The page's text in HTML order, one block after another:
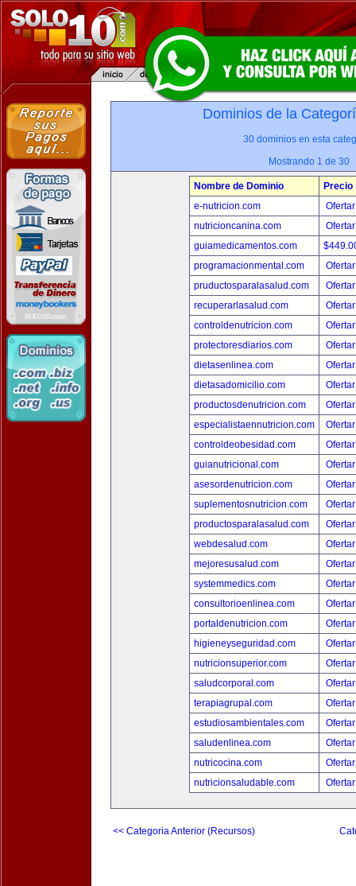
Dominios de la
30 dominios en esta
Mostrando 1 de 30
Nombre de Dominio
Precio
e-nutricion.com
nutricioncanina.com
guiamedicamentos.com
programacionmental.com
pruductosparalasalud.com
recuperarlasalud.com
controldenutricion.com
protectoresdiarios.com
dietasenlinea.com
dietasadomicilio.com
productosdenutricion.com
especialistaennutricion.com
controldeobesidad.com
guianutricional.com
asesordenutricion.com
suplementosnutricion.com
productosparalasalud.com
webdesalud.com
mejoresusalud.com
systemmedics.com
consultorioenlinea.com
portaldenutricion.com
higieneyseguridad.com
nutricionsuperior.com
saludcorporal.com
terapiagrupal.com
estudiosambientales.com
saludenlinea.com
nutricocina.com
nutricionsaludable.com
<< Categoria Anterior (Recursos)